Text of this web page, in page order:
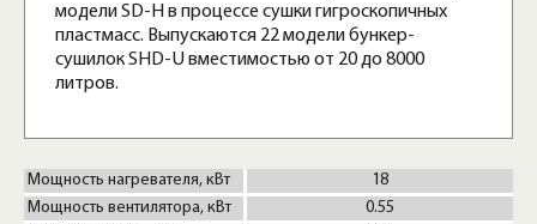
модели SD-H в процессе сушки гигроскопичных
пластмасс. Выпускаются 22 модели бункер-
сушилок SHD-U вместимостью от 20 до 8000
литров.
Мощность нагревателя, кВт
18
Мощность вентилятора, кВт
0.55